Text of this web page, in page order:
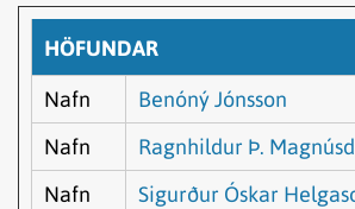
HÖFUNDAR
Nafn
Benóný Jónsson
Nafn
Ragnhildur Þ.
Nafn
Sigurður Óskar